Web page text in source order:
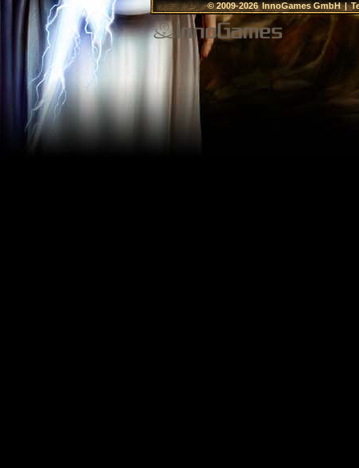
© 2009-2026InnoGames GmbH|